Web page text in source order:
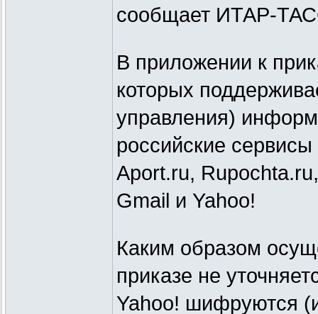
сообщает ИТАР-
В приложении к
которых
управления)
российские
Aport.ru,
Gmail и Yahoo!
Каким образом
приказе не
Yahoo! шифруются